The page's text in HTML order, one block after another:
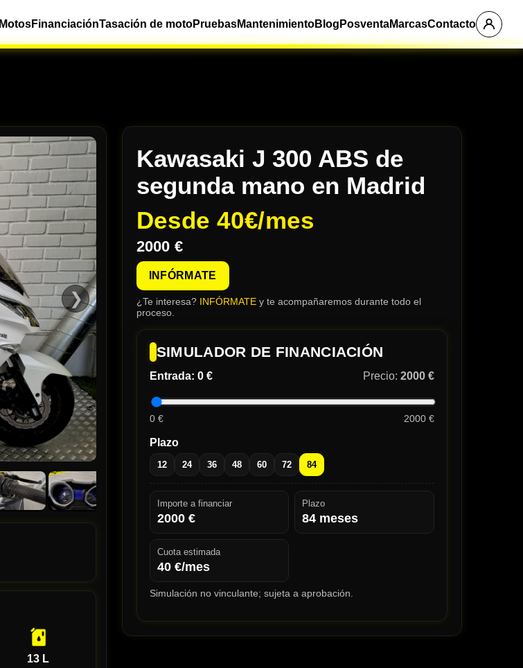
MotosFinanciaciónTasación de motoPruebasMantenimientoBlog PosventaMarcasContacto
❯
13 L
Kawasaki J 300 ABS de
segunda mano en Madrid
Desde40€/mes
2000 €
INFÓRMATE
¿Te interesa? INFÓRMATEy te acompañaremos durante todo el
proceso.
SIMULADOR DE FINANCIACIÓN
Entrada: 0 € Precio: 2000 €
0 € 2000 €
Plazo
12 24 36 48 60 72 84
Importe a financiar
2000€
Plazo
84 meses
Cuota estimada
40€/mes
Simulación no vinculante; sujeta a aprobación.